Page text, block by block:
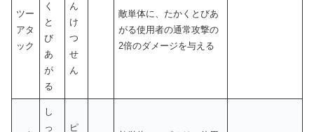
ツー
アタ
ック
く
と
び
あ
が
る
ん
け
つ
せ
ん
敵単体に、たかくとびあ
がる使用者の通常攻撃の
2倍のダメージを与える
し
っ
ピ